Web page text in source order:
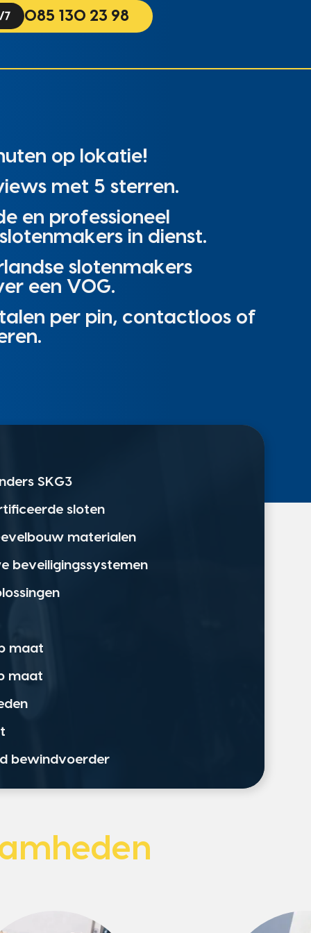
085 130 23 98
op lokatie!
met 5 sterren.
en professioneel
in dienst.
slotenmakers
een VOG.
per pin, contactloos of
SKG3
sloten
materialen
beveiligingssystemen
maat
maat
bewindvoerder